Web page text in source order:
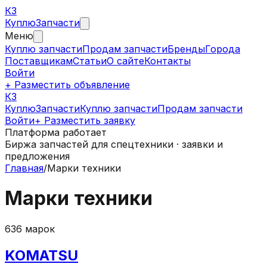
КЗ
КуплюЗапчасти
Меню
Куплю запчастиПродам запчастиБрендыГорода
ПоставщикамСтатьиО сайтеКонтакты
Войти
+ Разместить объявление
КЗ
КуплюЗапчастиКуплю запчастиПродам запчасти
Войти+ Разместить заявку
Платформа работает
Биржа запчастей для спецтехники · заявки и
предложения
Главная/Марки техники
Марки техники
636 марок
KOMATSU